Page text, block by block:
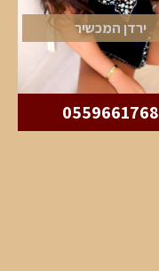
ירדן המכשיר
0559661768